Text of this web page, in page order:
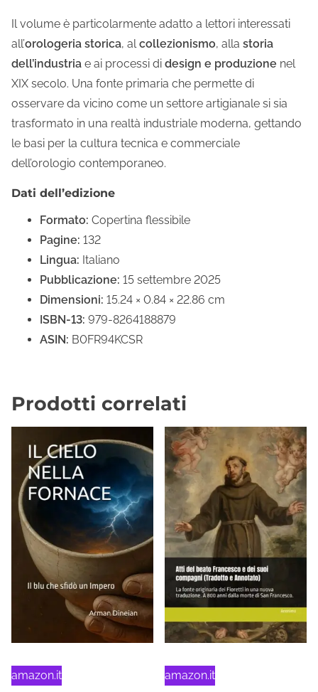
Il volume è particolarmente adatto a lettori interessati
all’orologeria storica, alcollezionismo, alla storia
dell’industria e ai processi di design e produzione nel
XIX secolo. Una fonte primaria che permette di
osservare da vicino come un settore artigianale si sia
trasformato in una realtà industriale moderna, gettando
le basi per la cultura tecnica e commerciale
dell’orologio contemporaneo.
Dati dell’edizione
Formato: Copertina flessibile
Pagine: 132
Lingua: Italiano
Pubblicazione: 15 settembre 2025
Dimensioni: 15.24 × 0.84 × 22.86 cm
ISBN-13: 979-8264188879
ASIN: B0FR94KCSR
Prodotti correlati
amazon.it
amazon.it